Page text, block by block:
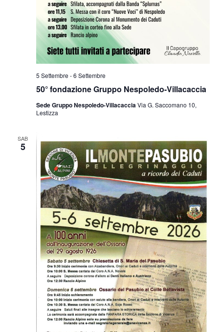
50° fondazione Gruppo Nespoledo-Villacaccia
5 Settembre -6 Settembre
Sede Gruppo Nespoledo-VillacacciaVia G. Saccomano 10,
Lestizza
SAB
5